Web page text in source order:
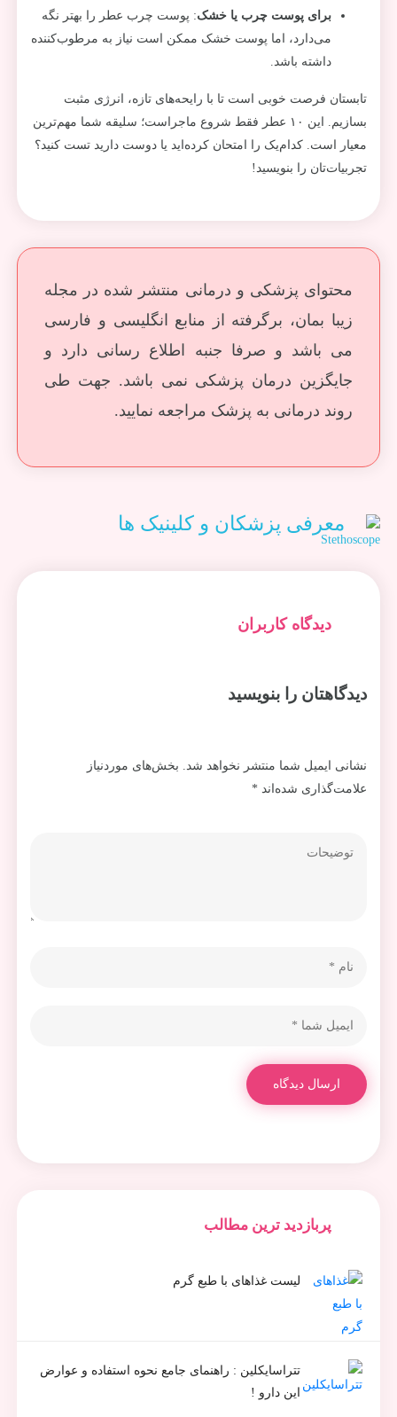
پربازدید ترین مطالب
لیست غذاهای با طبع گرم
تتراسایکلین : راهنمای جامع نحوه استفاده و عوارض
این دارو !
برای پوست چرب یا خشک: پوست چرب عطر را بهتر نگه
می‌دارد، اما پوست خشک ممکن است نیاز به مرطوب‌کننده
داشته باشد.
تابستان فرصت خوبی است تا با رایحه‌های تازه، انرژی مثبت
بسازیم. این ۱۰ عطر فقط شروع ماجراست؛ سلیقه شما مهم‌ترین
معیار است. کدام‌یک را امتحان کرده‌اید یا دوست دارید تست کنید؟
تجربیات‌تان را بنویسید!
محتوای پزشکی و درمانی منتشر شده در مجله
زیبا بمان، برگرفته از منابع انگلیسی و فارسی
می باشد و صرفا جنبه اطلاع رسانی دارد و
جایگزین درمان پزشکی نمی باشد. جهت طی
روند درمانی به پزشک مراجعه نمایید.
معرفی پزشکان و کلینیک ها
دیدگاه کاربران
دیدگاهتان را بنویسید
نشانی ایمیل شما منتشر نخواهد شد. بخش‌های موردنیاز
علامت‌گذاری شده‌اند*
ارسال دیدگاه